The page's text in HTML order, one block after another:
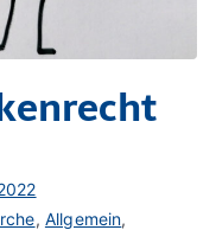
, Allgemein,